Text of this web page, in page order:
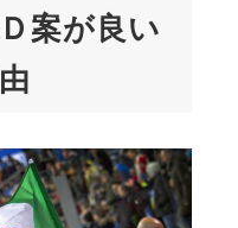
案が良い